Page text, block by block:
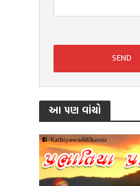
આ પણ વાંચો